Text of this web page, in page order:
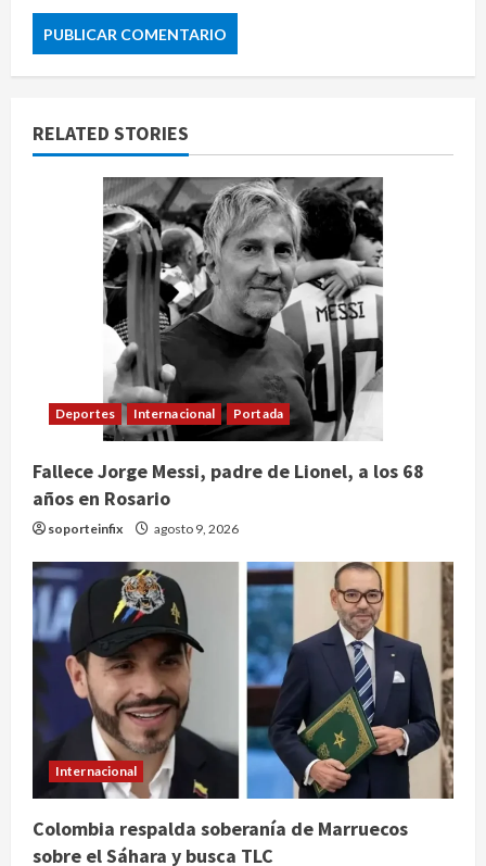
RELATED STORIES
Deportes Internacional Portada
Fallece Jorge Messi, padre de Lionel, a los 68
años en Rosario
soporteinfix agosto 9, 2026
Internacional
Colombia respalda soberanía de Marruecos
sobre el Sáhara y busca TLC
Claudia Sheinbaum decreta Jornada
de Reforestación cada segundo